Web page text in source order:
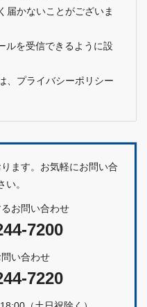
届かないことがございま
ルを受信できるように設
プライバシーポリシー
ます。お気軽にお問い合
い。
お問い合わせ
7200
い合わせ
7220